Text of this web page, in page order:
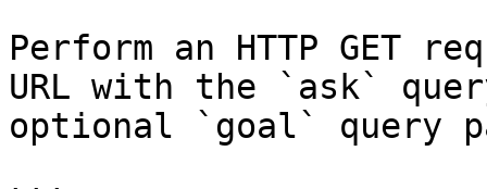
Perform an HTTP GET
URL with the `ask`
optional `goal` query